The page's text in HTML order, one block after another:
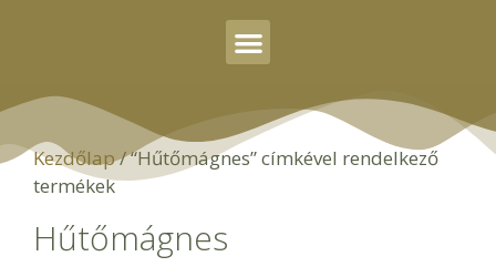
Kezdőlap/ “Hűtőmágnes” címkével rendelkező
termékek
Hűtőmágnes